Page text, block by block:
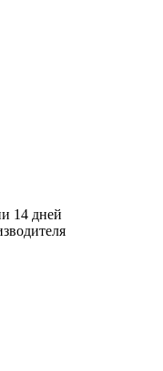
14 дней